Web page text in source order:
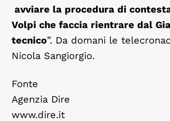
avviare la procedura di
Volpi che faccia rientrare dal
tecnico”. Da domani le
Nicola Sangiorgio.
Fonte
Agenzia Dire
www.dire.it